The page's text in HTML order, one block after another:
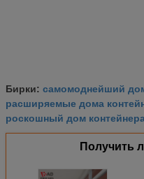
Бирки: самомоднейший
расширяемые дома
роскошный дом
Получить